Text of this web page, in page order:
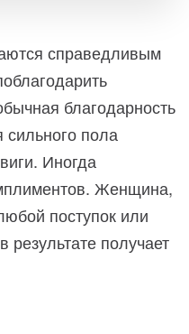
справедливым
благодарность
сильного пола
Иногда
Женщина,
поступок или
результате получает